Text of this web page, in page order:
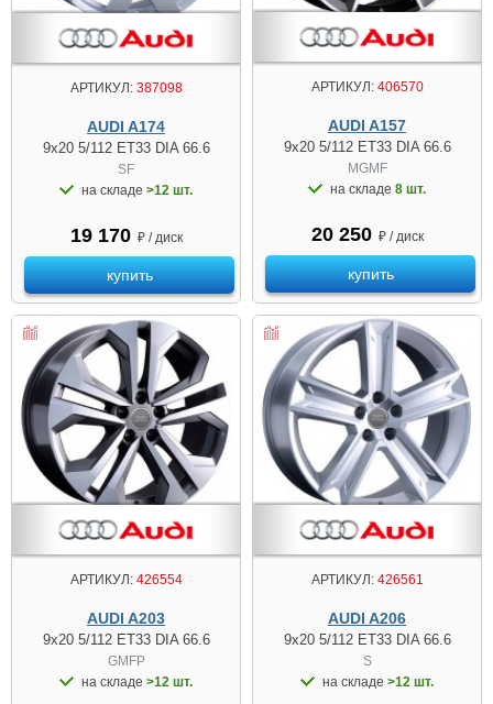
АРТИКУЛ:387098
AUDI A174
9x20 5/112 ET33 DIA 66.6
SF
на складе >12 шт.
19 170 ₽ / диск
купить
АРТИКУЛ:406570
AUDI A157
9x20 5/112 ET33 DIA 66.6
MGMF
на складе 8 шт.
20 250 ₽ / диск
купить
АРТИКУЛ:426554
AUDI A203
9x20 5/112 ET33 DIA 66.6
GMFP
на складе >12 шт.
АРТИКУЛ:426561
AUDI A206
9x20 5/112 ET33 DIA 66.6
S
на складе >12 шт.